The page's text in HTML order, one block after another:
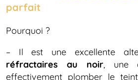
parfait
Pourquoi ?
– Il est une excellente
réfractaires au noir, une
effectivement plomber le